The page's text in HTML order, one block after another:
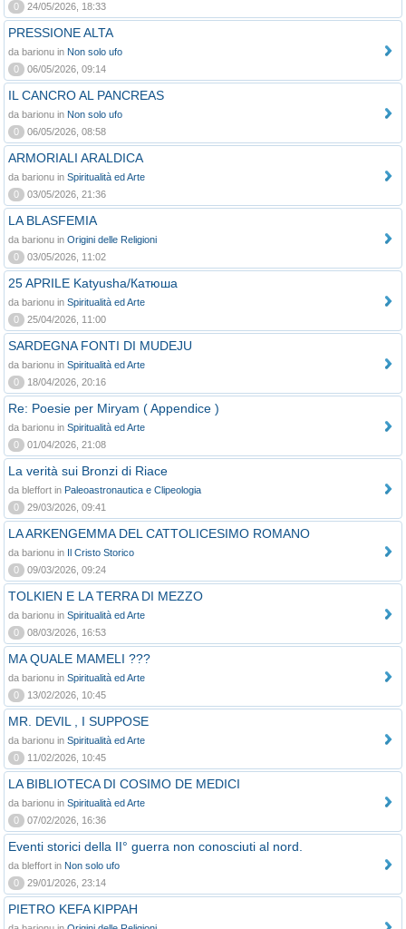
0
24/05/2026, 18:33
PRESSIONE ALTA
da barionu in Non solo ufo
0
06/05/2026, 09:14
IL CANCRO AL PANCREAS
da barionu in Non solo ufo
0
06/05/2026, 08:58
ARMORIALI ARALDICA
da barionu in Spiritualità ed Arte
0
03/05/2026, 21:36
LA BLASFEMIA
da barionu in Origini delle Religioni
0
03/05/2026, 11:02
25 APRILE Katyusha/Катюша
da barionu in Spiritualità ed Arte
0
25/04/2026, 11:00
SARDEGNA FONTI DI MUDEJU
da barionu in Spiritualità ed Arte
0
18/04/2026, 20:16
Re: Poesie per Miryam ( Appendice )
da barionu in Spiritualità ed Arte
0
01/04/2026, 21:08
La verità sui Bronzi di Riace
da bleffort in Paleoastronautica e Clipeologia
0
29/03/2026, 09:41
LA ARKENGEMMA DEL CATTOLICESIMO ROMANO
da barionu in Il Cristo Storico
0
09/03/2026, 09:24
TOLKIEN E LA TERRA DI MEZZO
da barionu in Spiritualità ed Arte
0
08/03/2026, 16:53
MA QUALE MAMELI ???
da barionu in Spiritualità ed Arte
0
13/02/2026, 10:45
MR. DEVIL , I SUPPOSE
da barionu in Spiritualità ed Arte
0
11/02/2026, 10:45
LA BIBLIOTECA DI COSIMO DE MEDICI
da barionu in Spiritualità ed Arte
0
07/02/2026, 16:36
Eventi storici della II° guerra non conosciuti al nord.
da bleffort in Non solo ufo
0
29/01/2026, 23:14
PIETRO KEFA KIPPAH